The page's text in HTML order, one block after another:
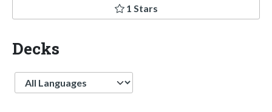
1 Stars
Decks
Language